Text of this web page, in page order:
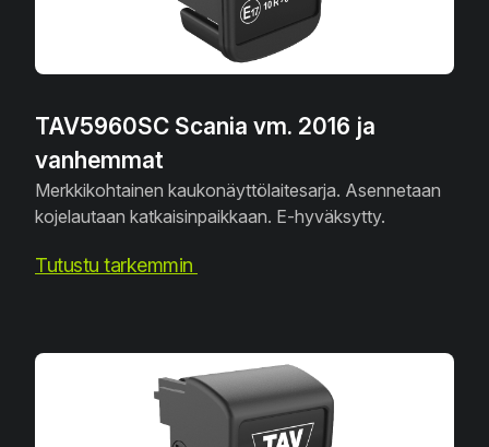
TAV5960SC Scania vm. 2016 ja
vanhemmat
Merkkikohtainen kaukonäyttölaitesarja. Asennetaan
kojelautaan katkaisinpaikkaan. E-hyväksytty.
Tutustu tarkemmin